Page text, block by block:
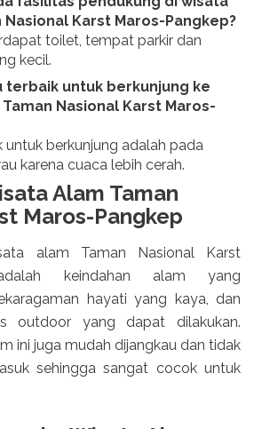
Nasional Karst Maros-Pangkep?
toilet, tempat parkir dan
kecil.
terbaik untuk berkunjung ke
Nasional Karst Maros-
untuk berkunjung adalah pada
karena cuaca lebih cerah.
Alam Taman
Maros-Pangkep
alam Taman Nasional Karst
keindahan alam yang
hayati yang kaya, dan
outdoor yang dapat dilakukan.
ini juga mudah dijangkau dan tidak
sehingga sangat cocok untuk